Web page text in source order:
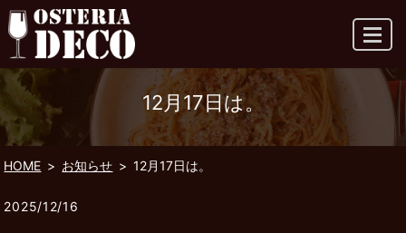
MENU
12月17日は。
HOME お知らせ 12月17日は。
2025/12/16